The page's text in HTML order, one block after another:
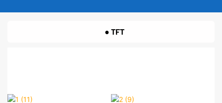
● TFT